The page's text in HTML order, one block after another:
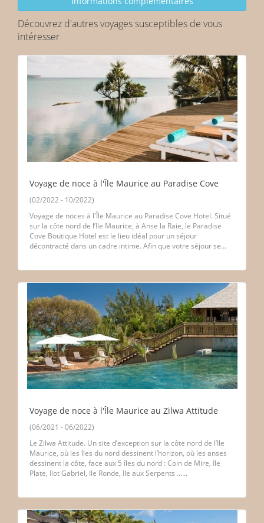
Découvrez d'autres voyages susceptibles de vous
intéresser
Voyage de noce à l'Île Maurice au Paradise Cove
(02/2022 - 10/2022)
Voyage de noces à l'Île Maurice au Paradise Cove Hotel. Situé
sur la côte nord de l’Ile Maurice, à Anse la Raie, le Paradise
Cove Boutique Hotel est le lieu idéal pour un séjour
décontracté dans un cadre intime. Afin que votre séjour se...
Voyage de noce à l'Île Maurice au Zilwa Attitude
(06/2021 - 06/2022)
Le Zilwa Attitude. Un site d’exception sur la côte nord de l’Ile
Maurice, où les îles du nord dessinent l’horizon, où les anses
dessinent la côte, face aux 5 îles du nord : Coin de Mire, Ile
Plate, Ilot Gabriel, Ile Ronde, Ile aux Serpents ......